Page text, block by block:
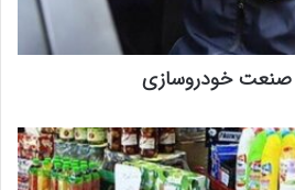
صنعت خودروسازی